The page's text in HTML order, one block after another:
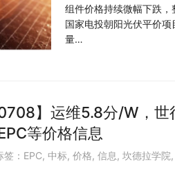
组件价格持续微幅下跌，
国家电投朝阳光伏平价
量…
0708】运维5.8分/W，
等价格信息
： EPC, 中标, 价格, 信息 , 坎德拉学院,